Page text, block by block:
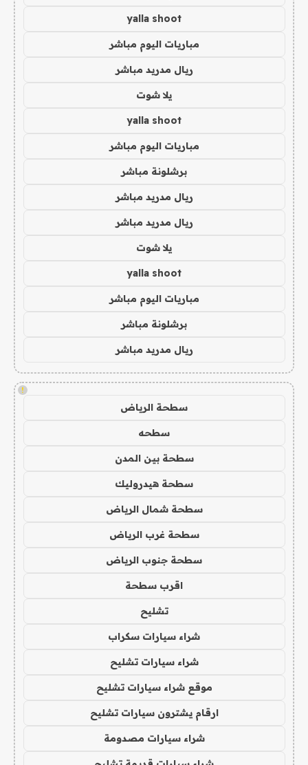
yalla shoot
مباريات اليوم مباشر
ريال مدريد مباشر
يلا شوت
yalla shoot
مباريات اليوم مباشر
برشلونة مباشر
ريال مدريد مباشر
ريال مدريد مباشر
يلا شوت
yalla shoot
مباريات اليوم مباشر
برشلونة مباشر
ريال مدريد مباشر
!
سطحة الرياض
سطحه
سطحة بين المدن
سطحة هيدروليك
سطحة شمال الرياض
سطحة غرب الرياض
سطحة جنوب الرياض
اقرب سطحة
تشليح
شراء سيارات سكراب
شراء سيارات تشليح
موقع شراء سيارات تشليح
ارقام يشترون سيارات تشليح
شراء سيارات مصدومة